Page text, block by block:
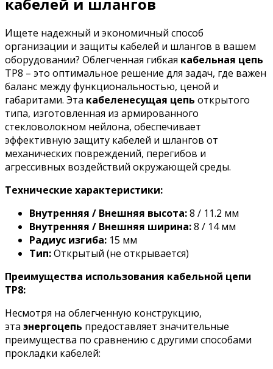
кабелей и шлангов
Ищете надежный и экономичный способ
организации и защиты кабелей и шлангов в вашем
оборудовании? Облегченная гибкая кабельная цепь
TP8 – это оптимальное решение для задач, где важен
баланс между функциональностью, ценой и
габаритами. Эта кабеленесущая цепь открытого
типа, изготовленная из армированного
стекловолокном нейлона, обеспечивает
эффективную защиту кабелей и шлангов от
механических повреждений, перегибов и
агрессивных воздействий окружающей среды.
Технические характеристики:
Внутренняя / Внешняя высота:8 / 11.2 мм
Внутренняя / Внешняя ширина:8 / 14 мм
Радиус изгиба: 15 мм
Тип:Открытый (не открывается)
Преимущества использования кабельной цепи
TP8:
Несмотря на облегченную конструкцию,
эта энергоцепь предоставляет значительные
преимущества по сравнению с другими способами
прокладки кабелей: